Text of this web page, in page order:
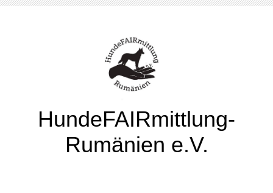
HundeFAIRmittlung-
Rumänien e.V.